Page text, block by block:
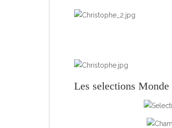
Les selections